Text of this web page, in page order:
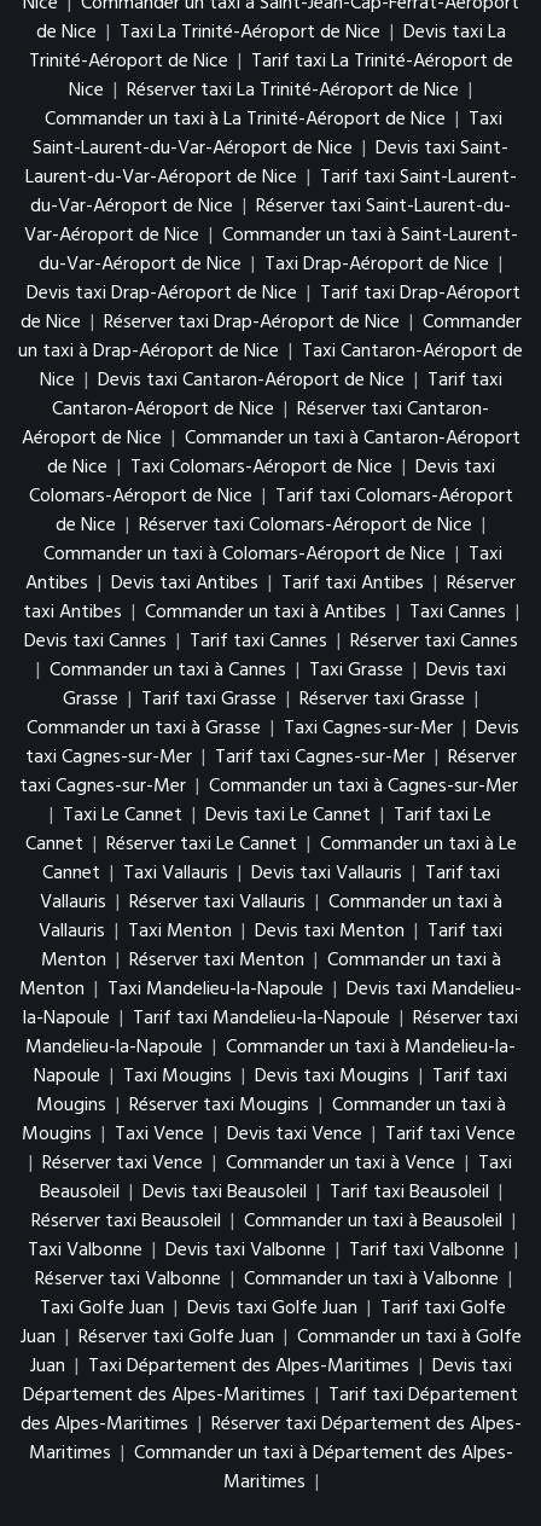
de Nice | Taxi La Trinité-Aéroport de Nice | Devis taxi La
Trinité-Aéroport de Nice | Tarif taxi La Trinité-Aéroport de
Nice | Réserver taxi La Trinité-Aéroport de Nice |
Commander un taxi à La Trinité-Aéroport de Nice | Taxi
Saint-Laurent-du-Var-Aéroport de Nice | Devis taxi Saint-
Laurent-du-Var-Aéroport de Nice | Tarif taxi Saint-Laurent-
du-Var-Aéroport de Nice | Réserver taxi Saint-Laurent-du-
Var-Aéroport de Nice | Commander un taxi à Saint-Laurent-
du-Var-Aéroport de Nice | Taxi Drap-Aéroport de Nice |
Devis taxi Drap-Aéroport de Nice | Tarif taxi Drap-Aéroport
de Nice | Réserver taxi Drap-Aéroport de Nice | Commander
un taxi à Drap-Aéroport de Nice | Taxi Cantaron-Aéroport de
Nice | Devis taxi Cantaron-Aéroport de Nice | Tarif taxi
Cantaron-Aéroport de Nice | Réserver taxi Cantaron-
Aéroport de Nice | Commander un taxi à Cantaron-Aéroport
de Nice | Taxi Colomars-Aéroport de Nice | Devis taxi
Colomars-Aéroport de Nice | Tarif taxi Colomars-Aéroport
de Nice | Réserver taxi Colomars-Aéroport de Nice |
Commander un taxi à Colomars-Aéroport de Nice | Taxi
Antibes | Devis taxi Antibes | Tarif taxi Antibes | Réserver
taxi Antibes | Commander un taxi à Antibes | Taxi Cannes |
Devis taxi Cannes | Tarif taxi Cannes | Réserver taxi Cannes
| Commander un taxi à Cannes | Taxi Grasse | Devis taxi
Grasse | Tarif taxi Grasse | Réserver taxi Grasse |
Commander un taxi à Grasse | Taxi Cagnes-sur-Mer | Devis
taxi Cagnes-sur-Mer | Tarif taxi Cagnes-sur-Mer | Réserver
taxi Cagnes-sur-Mer | Commander un taxi à Cagnes-sur-Mer
| Taxi Le Cannet | Devis taxi Le Cannet | Tarif taxi Le
Cannet | Réserver taxi Le Cannet | Commander un taxi à Le
Cannet | Taxi Vallauris | Devis taxi Vallauris | Tarif taxi
Vallauris | Réserver taxi Vallauris | Commander un taxi à
Vallauris | Taxi Menton | Devis taxi Menton | Tarif taxi
Menton | Réserver taxi Menton | Commander un taxi à
Menton | Taxi Mandelieu-la-Napoule | Devis taxi Mandelieu-
la-Napoule | Tarif taxi Mandelieu-la-Napoule | Réserver taxi
Mandelieu-la-Napoule | Commander un taxi à Mandelieu-la-
Napoule | Taxi Mougins | Devis taxi Mougins | Tarif taxi
Mougins | Réserver taxi Mougins | Commander un taxi à
Mougins | Taxi Vence | Devis taxi Vence | Tarif taxi Vence
| Réserver taxi Vence | Commander un taxi à Vence | Taxi
Beausoleil | Devis taxi Beausoleil | Tarif taxi Beausoleil |
Réserver taxi Beausoleil | Commander un taxi à Beausoleil |
Taxi Valbonne | Devis taxi Valbonne | Tarif taxi Valbonne |
Réserver taxi Valbonne | Commander un taxi à Valbonne |
Taxi Golfe Juan | Devis taxi Golfe Juan | Tarif taxi Golfe
Juan | Réserver taxi Golfe Juan | Commander un taxi à Golfe
Juan | Taxi Département des Alpes-Maritimes | Devis taxi
Département des Alpes-Maritimes | Tarif taxi Département
des Alpes-Maritimes | Réserver taxi Département des Alpes-
Maritimes | Commander un taxi à Département des Alpes-
Maritimes |